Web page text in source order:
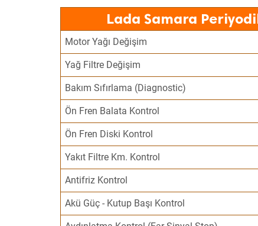
Lada Samara
Motor Yağı Değişim
Yağ Filtre Değişim
Bakım Sıfırlama (Diagnostic)
Ön Fren Balata Kontrol
Ön Fren Diski Kontrol
Yakıt Filtre Km. Kontrol
Antifriz Kontrol
Akü Güç - Kutup Başı Kontrol